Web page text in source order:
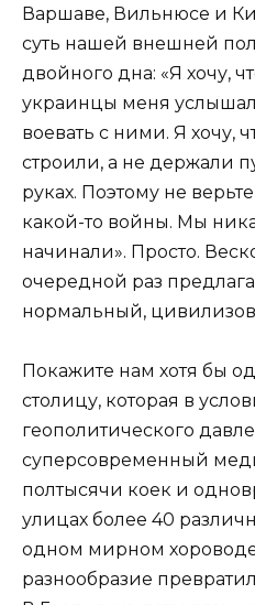
Варшаве, Вильнюсе и
суть нашей внешней
двойного дна: «Я хочу,
украинцы меня
воевать с ними. Я хочу,
строили, а не держали
руках. Поэтому не
какой-то войны. Мы
начинали». Просто.
очередной раз
нормальный,
Покажите нам хотя бы
столицу, которая в
геополитического
суперсовременный
полтысячи коек и
улицах более 40
одном мирном
разнообразие